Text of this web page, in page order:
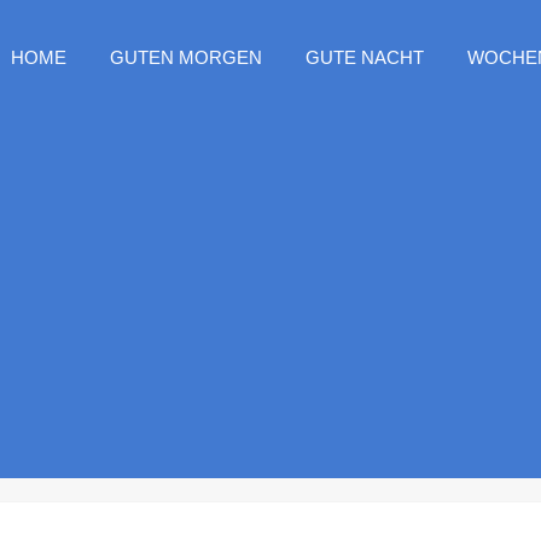
HOME GUTEN MORGEN GUTE NACHT